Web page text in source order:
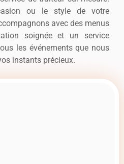
ou le style de votre
avec des menus
soignée et un service
les événements que nous
instants précieux.